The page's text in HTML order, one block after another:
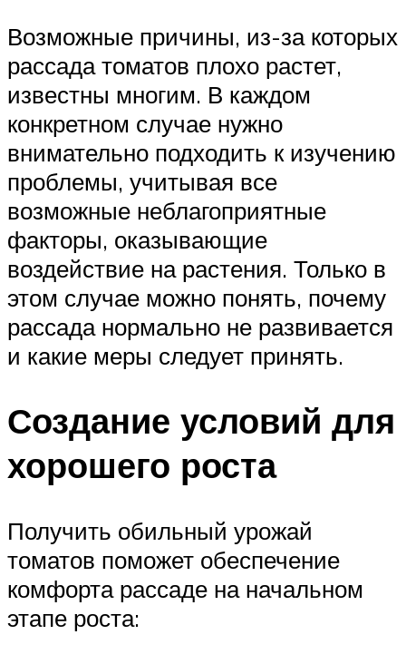
Возможные причины, из-за которых
рассада томатов плохо растет,
известны многим. В каждом
конкретном случае нужно
внимательно подходить к изучению
проблемы, учитывая все
возможные неблагоприятные
факторы, оказывающие
воздействие на растения. Только в
этом случае можно понять, почему
рассада нормально не развивается
и какие меры следует принять.
Создание условий для
хорошего роста
Получить обильный урожай
томатов поможет обеспечение
комфорта рассаде на начальном
этапе роста: